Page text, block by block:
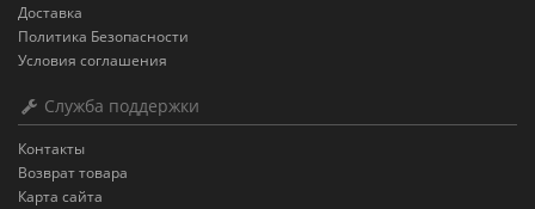
Доставка
Политика Безопасности
Условия соглашения
Служба поддержки
Контакты
Возврат товара
Карта сайта